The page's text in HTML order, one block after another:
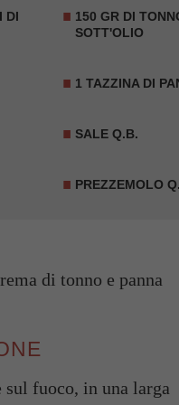
DI
150 GR DI
SOTT'OLIO
1 TAZZINA DI
SALE Q.B.
PREZZEMOLO
sul fuoco, in una larga